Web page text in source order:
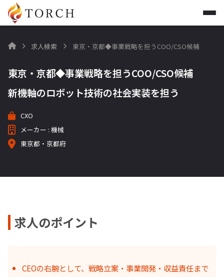
 求人検索 東京・京都◆事業戦略を担うCOO/CSO候補
東京・京都◆事業戦略を担うCOO/CSO候補
新機軸のロボット技術の社会実装を担う
CXO
メーカー : 機械
東京都・京都府
求人のポイント
CEOの右腕として、戦略立案・事業開発・収益責任まで